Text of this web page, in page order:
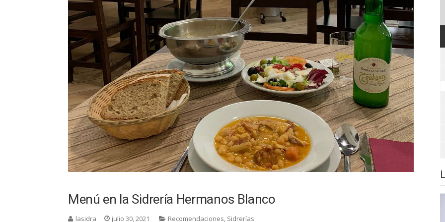
Menú en la Sidrería Hermanos Blanco
lasidra julio 30, 2021 Recomendaciones, Sidrerías